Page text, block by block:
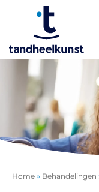
Home » Behandelingen